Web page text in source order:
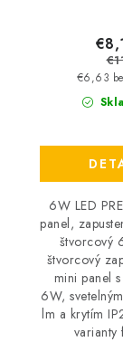
€6,63
6W LED
panel,
štvorcový
štvorcový
mini panel
6W,
lm a krytím
varianty